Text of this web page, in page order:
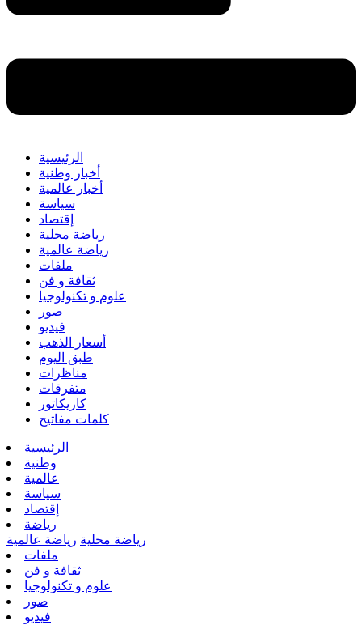
الرئيسية
أخبار وطنية
أخبار عالمية
سياسة
إقتصاد
رياضة محلية
رياضة عالمية
ملفات
ثقافة و فن
علوم و تكنولوجيا
صور
فيديو
أسعار الذهب
طبق اليوم
مناظرات
متفرقات
كاريكاتور
كلمات مفاتيح
الرئيسية
وطنية
عالمية
سياسة
إقتصاد
رياضة
رياضة محلية رياضة عالمية
ملفات
ثقافة و فن
علوم و تكنولوجيا
صور
فيديو